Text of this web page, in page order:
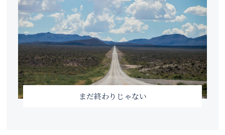
まだ終わりじゃない